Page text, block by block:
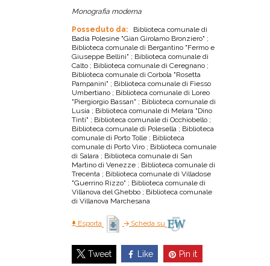
Monografia moderna
Posseduto da:
Biblioteca comunale di
Badia Polesine "Gian Girolamo Bronziero" ;
Biblioteca comunale di Bergantino "Fermo e
Giuseppe Bellini" ; Biblioteca comunale di
Calto ; Biblioteca comunale di Ceregnano ;
Biblioteca comunale di Corbola "Rosetta
Pampanini" ; Biblioteca comunale di Fiesso
Umbertiano ; Biblioteca comunale di Loreo
"Piergiorgio Bassan" ; Biblioteca comunale di
Lusia ; Biblioteca comunale di Melara "Dino
Tinti" ; Biblioteca comunale di Occhiobello ;
Biblioteca comunale di Polesella ; Biblioteca
comunale di Porto Tolle ; Biblioteca
comunale di Porto Viro ; Biblioteca comunale
di Salara ; Biblioteca comunale di San
Martino di Venezze ; Biblioteca comunale di
Trecenta ; Biblioteca comunale di Villadose
"Guerrino Rizzo" ; Biblioteca comunale di
Villanova del Ghebbo ; Biblioteca comunale
di Villanova Marchesana
Esporta Scheda su
Tweet Like Pin it